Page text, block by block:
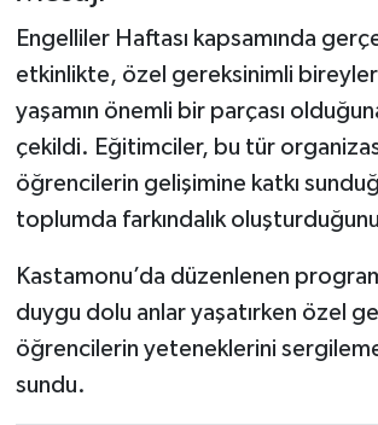
Engelliler Haftası kapsamında
etkinlikte, özel gereksinimli
yaşamın önemli bir parçası
çekildi. Eğitimciler, bu tür
öğrencilerin gelişimine katkı
toplumda farkındalık
Kastamonu’da düzenlenen
duygu dolu anlar yaşatırken özel
öğrencilerin yeteneklerini
sundu.